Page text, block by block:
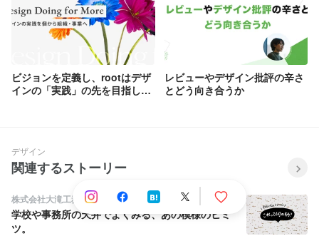
ビジョンを定義し、rootはデザ
インの「実践」の先を目指しま
レビューやデザイン批評の辛さ
とどう向き合うか
デザイン
関連するストーリー
株式会社大滝工務店
学校や事務所の天井でよくみる、あの模様のヒミ
ツ。